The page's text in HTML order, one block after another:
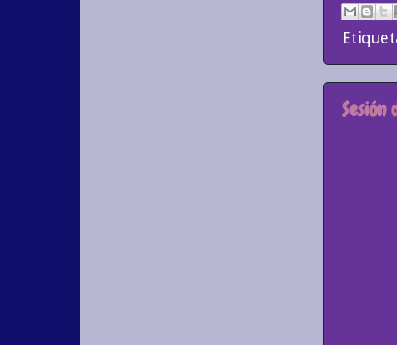
Sesión